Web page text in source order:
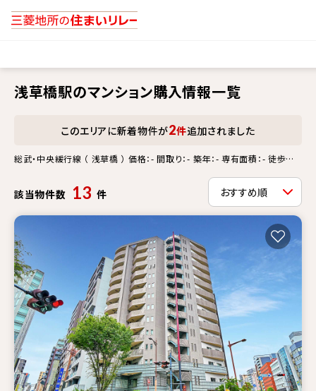
浅草橋駅のマンション購入情報一覧
このエリアに新着物件が2件追加されました
総武・中央緩行線 （ 浅草橋 ） 価格：- 間取り：- 築年：- 専有面積：- 徒歩
該当物件数 13 件